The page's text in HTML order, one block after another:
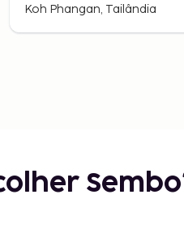
Koh Phangan, Tailândia